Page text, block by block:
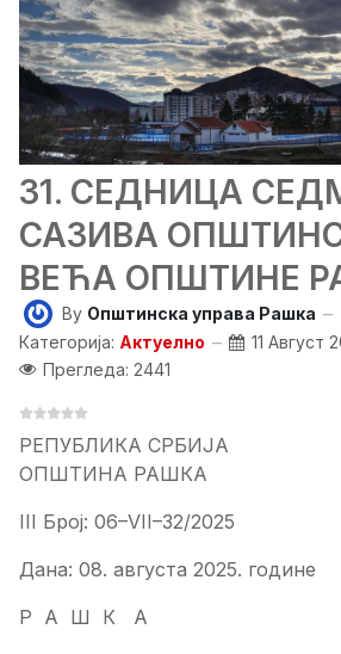
31. СЕДНИЦA
САЗИВА
ВЕЋА ОПШТИНЕ
By Општинска управа Рашка
Категорија: Актуелно
11 Август
Прегледа: 2441
РЕПУБЛИКА СРБИЈА
ОПШТИНА РАШКА
III Број: 06–VII–32/2025
Дана: 08. августа 2025. године
Р А Ш К А